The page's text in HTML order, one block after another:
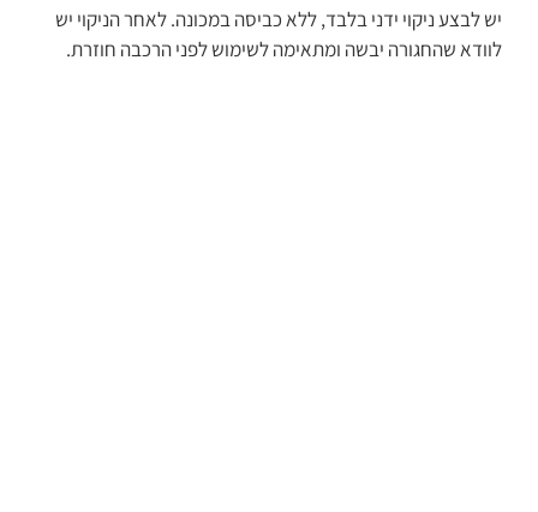
יש לבצע ניקוי ידני בלבד, ללא כביסה במכונה. לאחר הניקוי יש
לוודא שהחגורה יבשה ומתאימה לשימוש לפני הרכבה חוזרת.